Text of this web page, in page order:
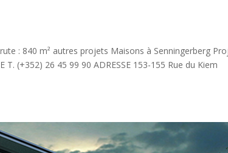
: 840 m² autres projets Maisons à Senningerberg
(+352) 26 45 99 90 ADRESSE 153-155 Rue du Kiem